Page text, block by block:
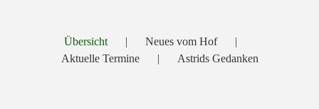
Übersicht
Neues vom Hof
Aktuelle Termine
Astrids Gedanken